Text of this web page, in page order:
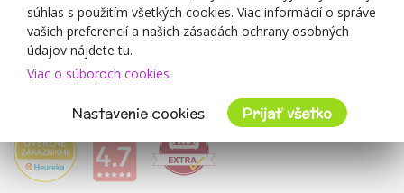
Obchodné podmienky
Ochrana osobných údajov GDPR
Kontakty
Spolupracujeme
súhlas s použitím všetkých cookies. Viac informácií o správe
vašich preferencií a našich zásadách ochrany osobných
údajov nájdete tu.
Viac o súboroch cookies
Nastavenie cookies Prijať všetko